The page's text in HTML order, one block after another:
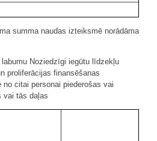
summa naudas izteiksmē norādāma
Noziedzīgi iegūtu līdzekļu
proliferācijas finansēšanas
citai personai piederošas vai
vai tās daļas